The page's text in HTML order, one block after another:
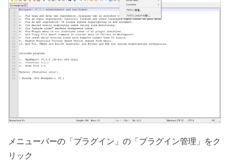
メニューバーの「プラグイン」の「プラグイン管理」をク
リック